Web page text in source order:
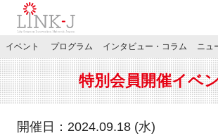
JP／EN
イベント プログラム インタビュー・コラム ニュ
特別会員開催イベ
開催日：2024.09.18 (水)